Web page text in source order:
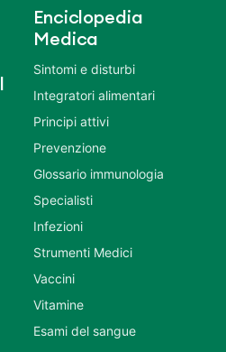
Enciclopedia
Medica
Sintomi e disturbi
Integratori alimentari
Principi attivi
Prevenzione
Glossario immunologia
Specialisti
Infezioni
Strumenti Medici
Vaccini
Vitamine
Esami del sangue